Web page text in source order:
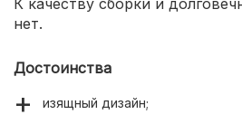
нет.
Достоинства
изящный дизайн;